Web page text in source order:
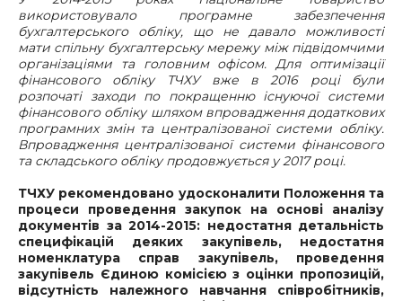
використовувало програмне забезпечення
бухгалтерського обліку, що не давало можливості
мати спільну бухгалтерську мережу між підвідомчими
організаціями та головним офісом. Для оптимізації
фінансового обліку ТЧХУ вже в 2016 році були
розпочаті заходи по покращенню існуючої системи
фінансового обліку шляхом впровадження додаткових
програмних змін та централізованої системи обліку.
Впровадження централізованої системи фінансового
та складського обліку продовжується у 2017 році.
ТЧХУ рекомендовано удосконалити Положення та
процеси проведення закупок на основі аналізу
документів за 2014-2015: недостатня детальність
специфікацій деяких закупівель, недостатня
номенклатура справ закупівель, проведення
закупівель Єдиною комісією з оцінки пропозицій,
відсутність належного навчання співробітників,